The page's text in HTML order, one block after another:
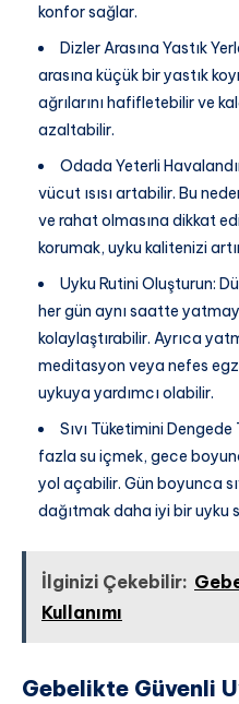
konfor sağlar.
Dizler Arasına Yastık
arasına küçük bir yastık
ağrılarını hafifletebilir ve
azaltabilir.
Odada Yeterli
vücut ısısı artabilir. Bu
ve rahat olmasına dikkat
korumak, uyku kalitenizi
Uyku Rutini Oluşturun:
her gün aynı saatte
kolaylaştırabilir. Ayrıca
meditasyon veya nefes
uykuya yardımcı olabilir.
Sıvı Tüketimini
fazla su içmek, gece
yol açabilir. Gün boyunca
dağıtmak daha iyi bir uyku
İlginizi Çekebilir:
Kullanımı
Gebelikte Güvenli